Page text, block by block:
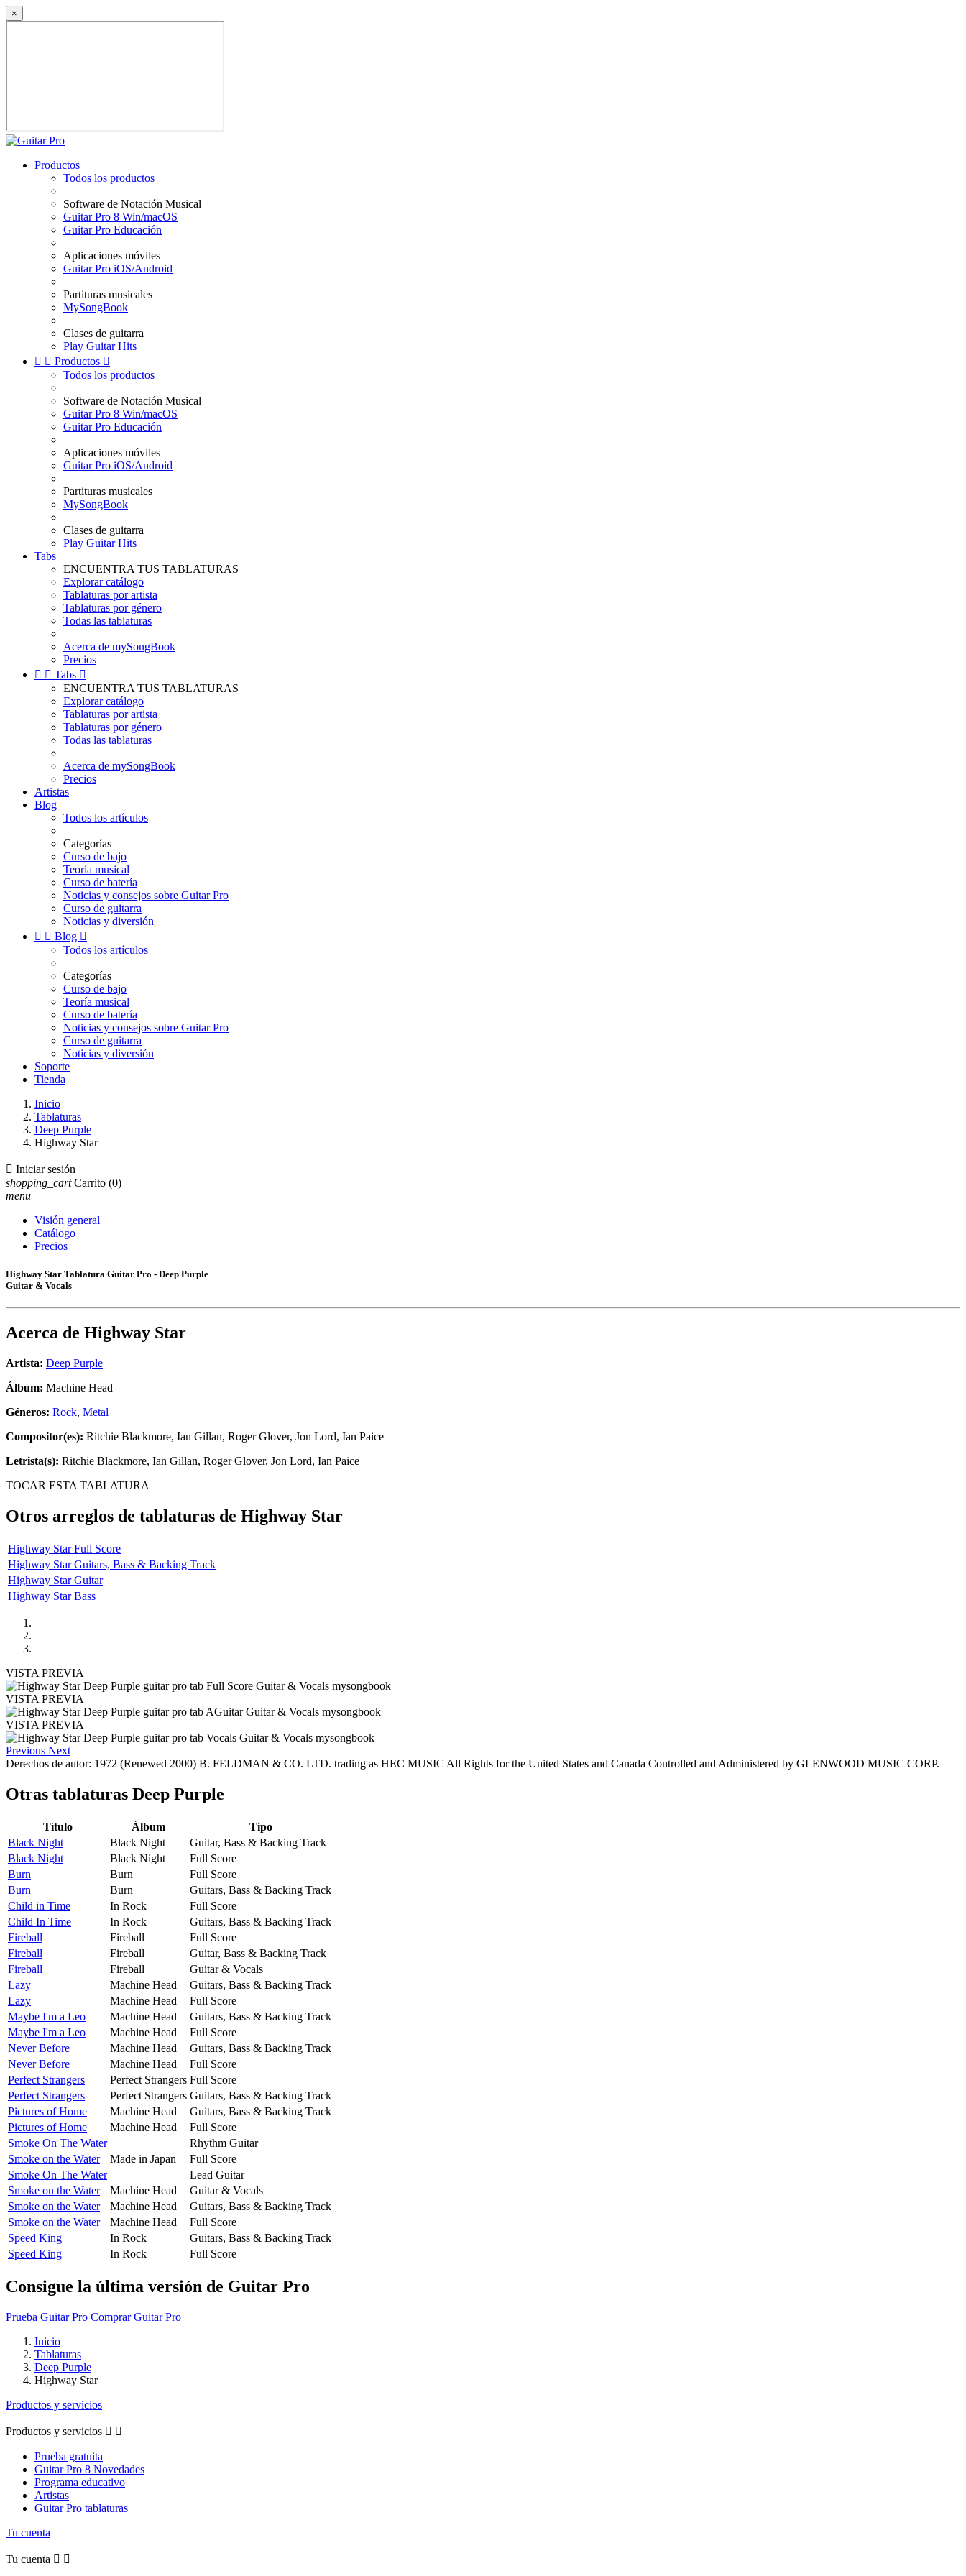
×
Productos
Todos los productos
Software de Notación Musical
Guitar Pro 8 Win/macOS
Guitar Pro Educación
Aplicaciones móviles
Guitar Pro iOS/Android
Partituras musicales
MySongBook
Clases de guitarra
Play Guitar Hits
  Productos 
Todos los productos
Software de Notación Musical
Guitar Pro 8 Win/macOS
Guitar Pro Educación
Aplicaciones móviles
Guitar Pro iOS/Android
Partituras musicales
MySongBook
Clases de guitarra
Play Guitar Hits
Tabs
ENCUENTRA TUS TABLATURAS
Explorar catálogo
Tablaturas por artista
Tablaturas por género
Todas las tablaturas
Acerca de mySongBook
Precios
  Tabs 
ENCUENTRA TUS TABLATURAS
Explorar catálogo
Tablaturas por artista
Tablaturas por género
Todas las tablaturas
Acerca de mySongBook
Precios
Artistas
Blog
Todos los artículos
Categorías
Curso de bajo
Teoría musical
Curso de batería
Noticias y consejos sobre Guitar Pro
Curso de guitarra
Noticias y diversión
  Blog 
Todos los artículos
Categorías
Curso de bajo
Teoría musical
Curso de batería
Noticias y consejos sobre Guitar Pro
Curso de guitarra
Noticias y diversión
Soporte
Tienda
Inicio
Tablaturas
Deep Purple
Highway Star
 Iniciar sesión
shopping_cart Carrito (0)
menu
Visión general
Catálogo
Precios
Highway Star Tablatura Guitar Pro - Deep Purple
Guitar & Vocals
Acerca de Highway Star
Artista: Deep Purple
Álbum: Machine Head
Géneros: Rock, Metal
Compositor(es): Ritchie Blackmore, Ian Gillan, Roger Glover, Jon Lord, Ian Paice
Letrista(s): Ritchie Blackmore, Ian Gillan, Roger Glover, Jon Lord, Ian Paice
TOCAR ESTA TABLATURA
Otros arreglos de tablaturas de Highway Star
Highway Star Full Score
Highway Star Guitars, Bass & Backing Track
Highway Star Guitar
Highway Star Bass
VISTA PREVIA
VISTA PREVIA
VISTA PREVIA
Previous Next
Derechos de autor: 1972 (Renewed 2000) B. FELDMAN & CO. LTD. trading as HEC MUSIC All Rights for the United States and Canada Controlled and Administered by GLENWOOD MUSIC CORP.
Otras tablaturas Deep Purple
Título Álbum
Tipo
Black Night
Black Night
Guitar, Bass & Backing Track
Black Night
Black Night
Full Score
Burn
Burn
Full Score
Burn
Burn
Guitars, Bass & Backing Track
Child in Time
In Rock
Full Score
Child In Time
In Rock
Guitars, Bass & Backing Track
Fireball
Fireball
Full Score
Fireball
Fireball
Guitar, Bass & Backing Track
Fireball
Fireball
Guitar & Vocals
Lazy
Machine Head
Guitars, Bass & Backing Track
Lazy
Machine Head
Full Score
Maybe I'm a Leo
Machine Head
Guitars, Bass & Backing Track
Maybe I'm a Leo
Machine Head
Full Score
Never Before
Machine Head
Guitars, Bass & Backing Track
Never Before
Machine Head
Full Score
Perfect Strangers
Perfect Strangers Full Score
Perfect Strangers
Perfect Strangers Guitars, Bass & Backing Track
Pictures of Home
Machine Head
Guitars, Bass & Backing Track
Pictures of Home
Machine Head
Full Score
Smoke On The Water
Rhythm Guitar
Smoke on the Water
Made in Japan
Full Score
Smoke On The Water
Lead Guitar
Smoke on the Water
Machine Head
Guitar & Vocals
Smoke on the Water
Machine Head
Guitars, Bass & Backing Track
Smoke on the Water
Machine Head
Full Score
Speed King
In Rock
Guitars, Bass & Backing Track
Speed King
In Rock Full Score
Consigue la última versión de Guitar Pro
Prueba Guitar Pro Comprar Guitar Pro
Inicio
Tablaturas
Deep Purple
Highway Star
Productos y servicios
Productos y servicios  
Prueba gratuita
Guitar Pro 8 Novedades
Programa educativo
Artistas
Guitar Pro tablaturas
Tu cuenta
Tu cuenta  